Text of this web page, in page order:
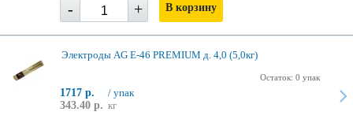
- + В корзину
Электроды AG E-46 PREMIUM д. 4,0 (5,0кг)
Остаток: 0 упак
1717 р.
343.40 р.
/ упак
кг